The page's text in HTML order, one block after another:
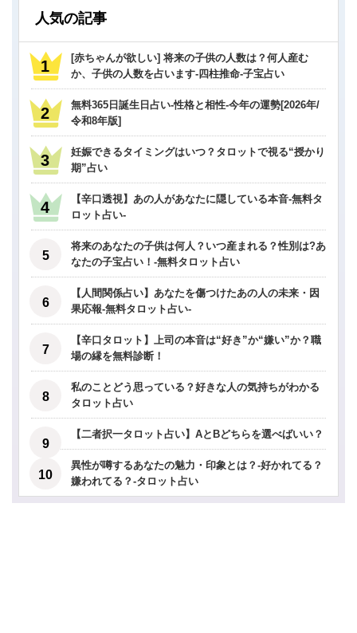
人気の記事
[赤ちゃんが欲しい] 将来の子供の人数は？何人産む
か、子供の人数を占います-四柱推命-子宝占い
無料365日誕生日占い-性格と相性-今年の運勢[2026年/
令和8年版]
妊娠できるタイミングはいつ？タロットで視る“授かり
期”占い
【辛口透視】あの人があなたに隠している本音-無料タ
ロット占い-
将来のあなたの子供は何人？いつ産まれる？性別は?あ
なたの子宝占い！-無料タロット占い
【人間関係占い】あなたを傷つけたあの人の未来・因
果応報-無料タロット占い-
【辛口タロット】上司の本音は“好き”か“嫌い”か？職
場の縁を無料診断！
私のことどう思っている？好きな人の気持ちがわかる
タロット占い
【二者択一タロット占い】AとBどちらを選べばいい？
異性が噂するあなたの魅力・印象とは？-好かれてる？
嫌われてる？-タロット占い